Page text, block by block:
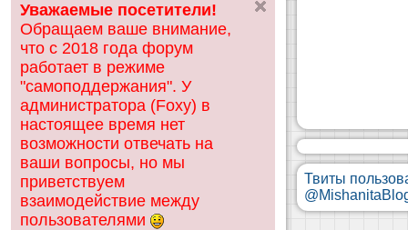
Уважаемые посетители!
Обращаем ваше внимание,
что с 2018 года форум
работает в режиме
"самоподдержания". У
администратора (Foxy) в
настоящее время нет
возможности отвечать на
ваши вопросы, но мы
приветствуем
взаимодействие между
пользователями
Твиты